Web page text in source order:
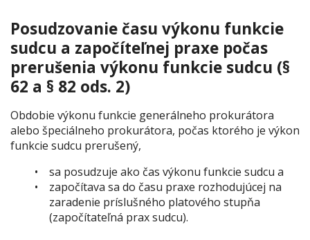
Posudzovanie času výkonu funkcie
sudcu a započíteľnej praxe počas
prerušenia výkonu funkcie sudcu (§
62 a § 82 ods. 2)
Obdobie výkonu funkcie generálneho prokurátora
alebo špeciálneho prokurátora, počas ktorého je výkon
funkcie sudcu prerušený,
sa posudzuje ako čas výkonu funkcie sudcu a
započítava sa do času praxe rozhodujúcej na
zaradenie príslušného platového stupňa
(započítateľná prax sudcu).